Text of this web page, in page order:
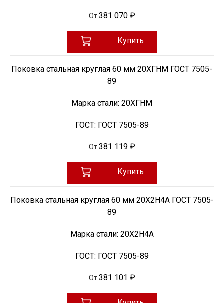
От 381 070 ₽
Купить
Поковка стальная круглая 60 мм 20ХГНМ ГОСТ 7505-
89
Марка стали: 20ХГНМ
ГОСТ: ГОСТ 7505-89
От 381 119 ₽
Купить
Поковка стальная круглая 60 мм 20Х2Н4А ГОСТ 7505-
89
Марка стали: 20Х2Н4А
ГОСТ: ГОСТ 7505-89
От 381 101 ₽